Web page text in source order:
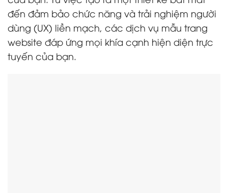
đến đảm bảo chức năng và trải nghiệm người
dùng (UX) liền mạch, các dịch vụ mẫu trang
website đáp ứng mọi khía cạnh hiện diện trực
tuyến của bạn.